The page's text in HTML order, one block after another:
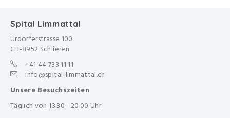
Spital Limmattal
Urdorferstrasse 100
CH-8952 Schlieren
+41 44 733 11 11
info@spital-limmattal.ch
Unsere Besuchszeiten
Täglich von 13.30 - 20.00 Uhr